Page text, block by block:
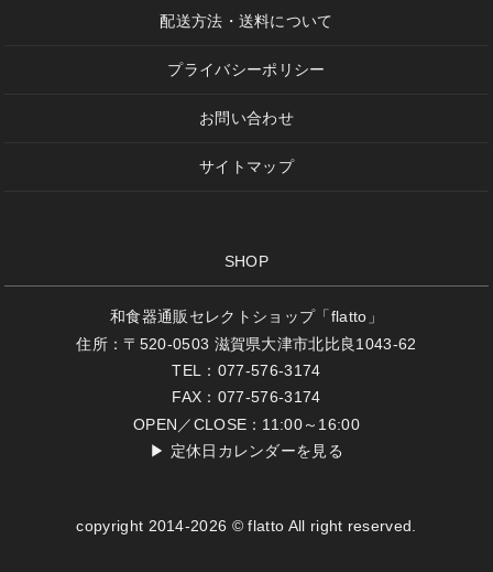
配送方法・送料について
プライバシーポリシー
お問い合わせ
サイトマップ
SHOP
和食器通販セレクトショップ「flatto」
住所：〒520-0503 滋賀県大津市北比良1043-62
TEL：077-576-3174
FAX：077-576-3174
OPEN／CLOSE：11:00～16:00
▶ 定休日カレンダーを見る
copyright 2014-2026 © flatto All right reserved.